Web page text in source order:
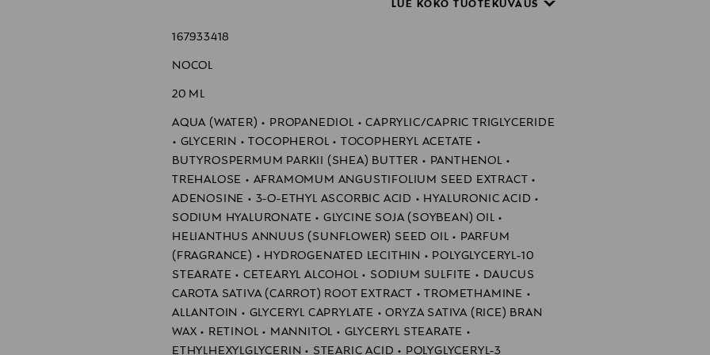
Le Sérum -seerumia.
Wrinkle-Correcting Creme -voidetta kasvoille ulospäin suuntautuvin liikkein.
suojakertoimen aurinkosuojaa, esimerkiksi Capture Dreamskin Moist & Perfect Cushion -
saantia ennen käyttöä. Jos iholla ilmenee punoitusta, kuumotusta, pistelyä tai kuivuutta,
tuotteeseen. Nämä väliaikaiset vaikutukset ovat normaaleja ja odotettavia retinolia
ympärillä. Jos tuotetta joutuu silmiin, huuhtele välittömästi vedellä.
jälkeisenä päivänä ja vältä altistumista auringolle tuotteen käytön aikana.
LUE KOKO TUOTEKUVAUS
167933418
NOCOL
20 ML
AQUA (WATER) • PROPANEDIOL • CAPRYLIC/CAPRIC TRIGLYCERIDE
• GLYCERIN • TOCOPHEROL • TOCOPHERYL ACETATE •
BUTYROSPERMUM PARKII (SHEA) BUTTER • PANTHENOL •
TREHALOSE • AFRAMOMUM ANGUSTIFOLIUM SEED EXTRACT •
ADENOSINE • 3-O-ETHYL ASCORBIC ACID • HYALURONIC ACID •
SODIUM HYALURONATE • GLYCINE SOJA (SOYBEAN) OIL •
HELIANTHUS ANNUUS (SUNFLOWER) SEED OIL • PARFUM
(FRAGRANCE) • HYDROGENATED LECITHIN • POLYGLYCERYL-10
STEARATE • CETEARYL ALCOHOL • SODIUM SULFITE • DAUCUS
CAROTA SATIVA (CARROT) ROOT EXTRACT • TROMETHAMINE •
ALLANTOIN • GLYCERYL CAPRYLATE • ORYZA SATIVA (RICE) BRAN
WAX • RETINOL • MANNITOL • GLYCERYL STEARATE •
ETHYLHEXYLGLYCERIN • STEARIC ACID • POLYGLYCERYL-3